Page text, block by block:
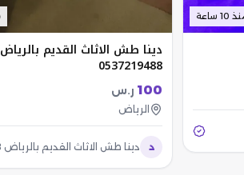
10 ساعة
دينا طش الاثاث القديم بالرياض
0537219488
100 ر.س
الرياض
د